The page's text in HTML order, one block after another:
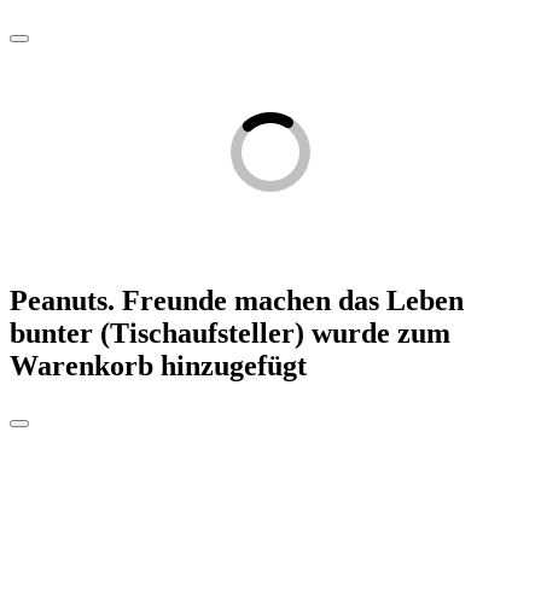
Peanuts. Freunde machen das Leben
bunter (Tischaufsteller) wurde zum
Warenkorb hinzugefügt